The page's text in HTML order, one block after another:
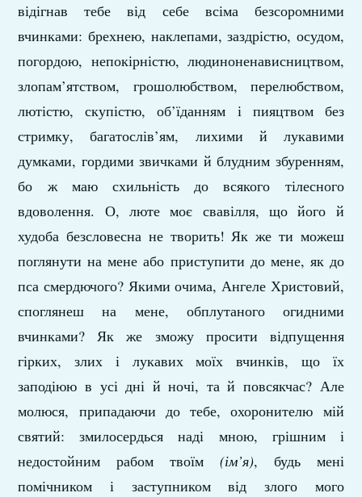
відігнав тебе від себе всіма безсоромними
вчинками: брехнею, наклепами, заздрістю, осудом,
погордою, непокірністю, людиноненависництвом,
злопам’ятством, грошолюбством, перелюбством,
лютістю, скупістю, об’їданням і пияцтвом без
стримку, багатослів’ям, лихими й лукавими
думками, гордими звичками й блудним збуренням,
бо ж маю схильність до всякого тілесного
вдоволення. О, люте моє свавілля, що його й
худоба безсловесна не творить! Як же ти можеш
поглянути на мене або приступити до мене, як до
пса смердючого? Якими очима, Ангеле Христовий,
споглянеш на мене, обплутаного огидними
вчинками? Як же зможу просити відпущення
гірких, злих і лукавих моїх вчинків, що їх
заподіюю в усі дні й ночі, та й повсякчас? Але
молюся, припадаючи до тебе, охоронителю мій
святий: змилосердься наді мною, грішним і
недостойним рабом твоїм (ім’я), будь мені
помічником і заступником від злого мого